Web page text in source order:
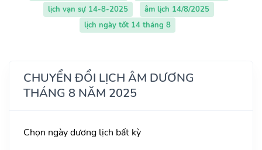
lịch vạn sự 14-8-2025
âm lịch 14/8/2025
lịch ngày tốt 14 tháng 8
CHUYỂN ĐỔI LỊCH ÂM DƯƠNG
THÁNG 8 NĂM 2025
Chọn ngày dương lịch bất kỳ